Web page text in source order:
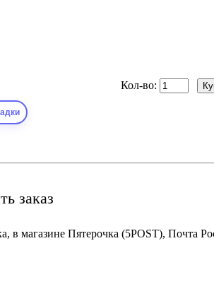
Кол-во:
заказ
магазине Пятерочка (5POST), Почта